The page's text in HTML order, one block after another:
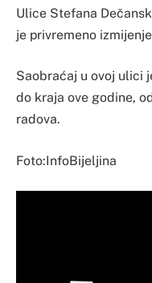
Ulice Stefana
je privremeno
Saobraćaj u ovoj ulici
do kraja ove godine,
radova.
Foto:InfoBijeljina